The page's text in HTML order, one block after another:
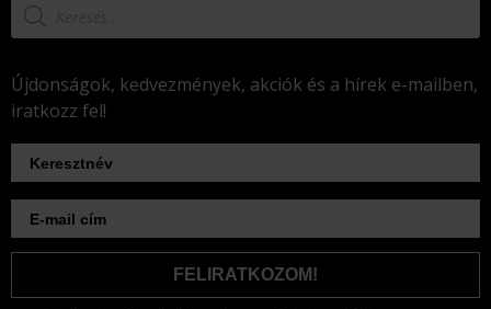
Újdonságok, kedvezmények, akciók és a hírek e-mailben,
iratkozz fel!
FELIRATKOZOM!